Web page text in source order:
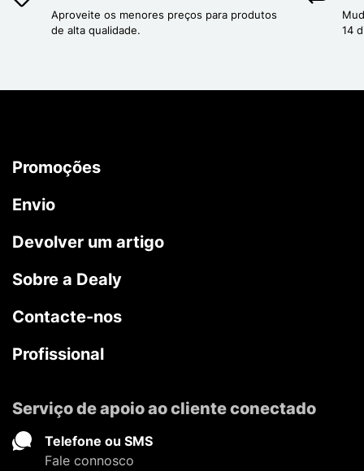
Aproveite os menores preços para produtos
de alta qualidade.
14
Promoções
Envio
Devolver um artigo
Sobre a Dealy
Contacte-nos
Profissional
Serviço de apoio ao cliente conectado
Telefone ou SMS
Fale connosco